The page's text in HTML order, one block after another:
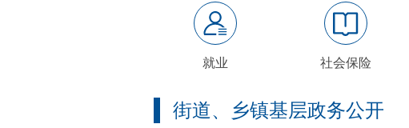
就业 社会保险
街道、乡镇基层政务公开